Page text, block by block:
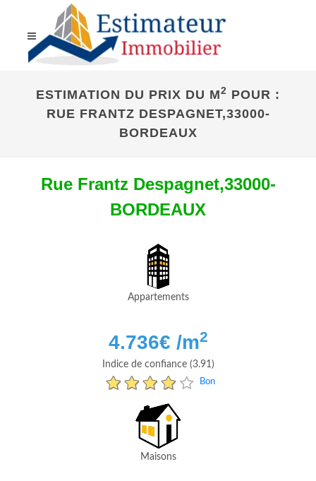
ESTIMATION DU PRIX DU M2 POUR :
RUE FRANTZ DESPAGNET,33000-
BORDEAUX
Rue Frantz Despagnet,33000-
BORDEAUX
Appartements
4.736€ /m2
Indice de confiance (3.91)
Bon
Maisons